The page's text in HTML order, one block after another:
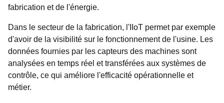
fabrication et de l'énergie.
Dans le secteur de la fabrication, l'IIoT permet par exemple
d'avoir de la visibilité sur le fonctionnement de l'usine. Les
données fournies par les capteurs des machines sont
analysées en temps réel et transférées aux systèmes de
contrôle, ce qui améliore l'efficacité opérationnelle et
métier.